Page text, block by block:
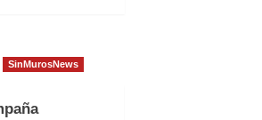
SinMurosNews